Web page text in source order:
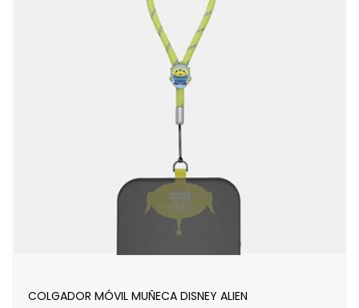
COLGADOR MÓVIL MUÑECA DISNEY ALIEN